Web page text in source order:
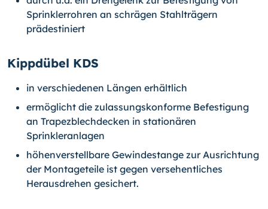
Sprinklerrohren an schrägen Stahlträgern
prädestiniert
Kippdübel KDS
in verschiedenen Längen erhältlich
ermöglicht die zulassungskonforme Befestigung
an Trapezblechdecken in stationären
Sprinkleranlagen
höhenverstellbare Gewindestange zur Ausrichtung
der Montageteile ist gegen versehentliches
Herausdrehen gesichert.